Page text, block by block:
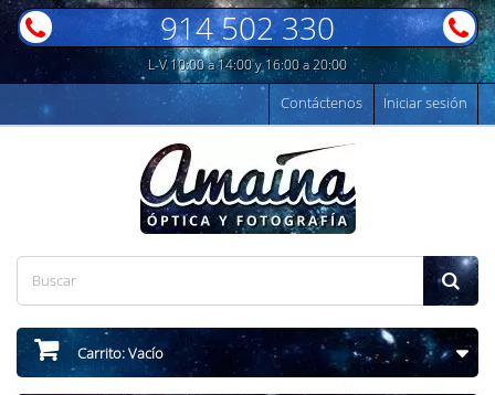
914 502 330
L-V 10:00 a 14:00 y 16:00 a 20:00
Iniciar sesión
Contáctenos
Carrito:Vacío